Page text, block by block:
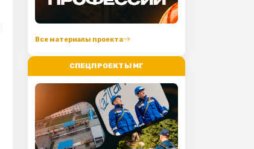
Все материалы проекта
СПЕЦПРОЕКТЫ МГ